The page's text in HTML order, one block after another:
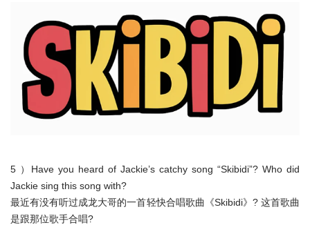
5 ）Have you heard of Jackie’s catchy song “Skibidi”? Who did
Jackie sing this song with?
最近有没有听过成龙大哥的一首轻快合唱歌曲《Skibidi》? 这首歌曲
是跟那位歌手合唱?